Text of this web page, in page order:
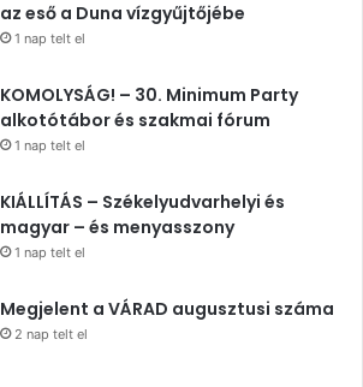
az eső a Duna vízgyűjtőjébe
1 nap telt el
KOMOLYSÁG! – 30. Minimum Party
alkotótábor és szakmai fórum
1 nap telt el
KIÁLLÍTÁS – Székelyudvarhelyi és
magyar – és menyasszony
1 nap telt el
Megjelent a VÁRAD augusztusi száma
2 nap telt el